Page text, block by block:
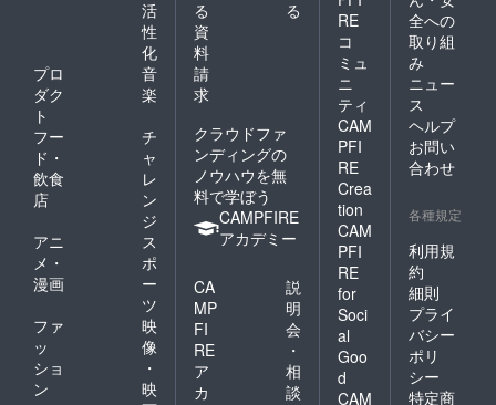
活
性
化
プロ
ダク
ト
音
楽
フー
ド・
飲食
店
チ
ャ
レ
ン
ジ
アニ
メ・
漫画
ス
ポ
ー
ツ
ファ
ッ
ショ
ン
映
像
・
映
る
る
資
料
請
求
クラウドファ
ンディングの
ノウハウを無
料で学ぼう
CAMPFIRE
アカデミー
CA
MP
FI
RE
ア
カ
説
明
会
・
相
談
RE
コ
ミュ
ニ
ティ
CAM
PFI
RE
Crea
tion
CAM
PFI
RE
for
Soci
al
Goo
d
CAM
全への
取り組
み
ニュー
ス
ヘルプ
お問い
合わせ
各種規定
利用規
約
細則
プライ
バシー
ポリ
シー
特定商